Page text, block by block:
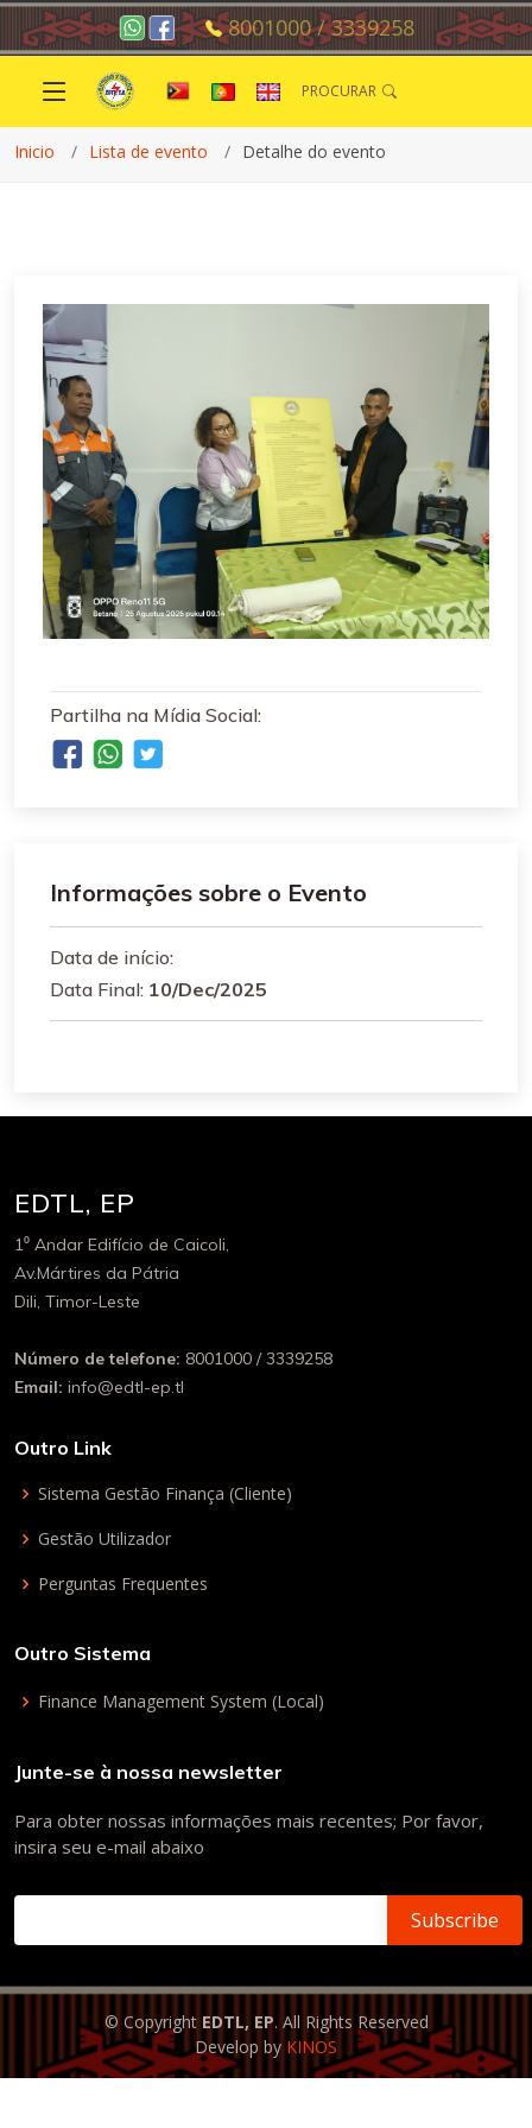
8001000 / 3339258
PROCURAR
Inicio Lista de evento Detalhe do evento
Partilha na Mídia Social:
Informações sobre o Evento
Data de início:
Data Final: 10/Dec/2025
EDTL, EP
1⁰ Andar Edifício de Caicoli,
Av.Mártires da Pátria
Dili, Timor-Leste
Número de telefone: 8001000 / 3339258
Email: info@edtl-ep.tl
Outro Link
Sistema Gestão Finança (Cliente)
Gestão Utilizador
Perguntas Frequentes
Outro Sistema
Finance Management System (Local)
Junte-se à nossa newsletter
Para obter nossas informações mais recentes; Por favor,
insira seu e-mail abaixo
© Copyright EDTL, EP. All Rights Reserved
Develop by KINOS